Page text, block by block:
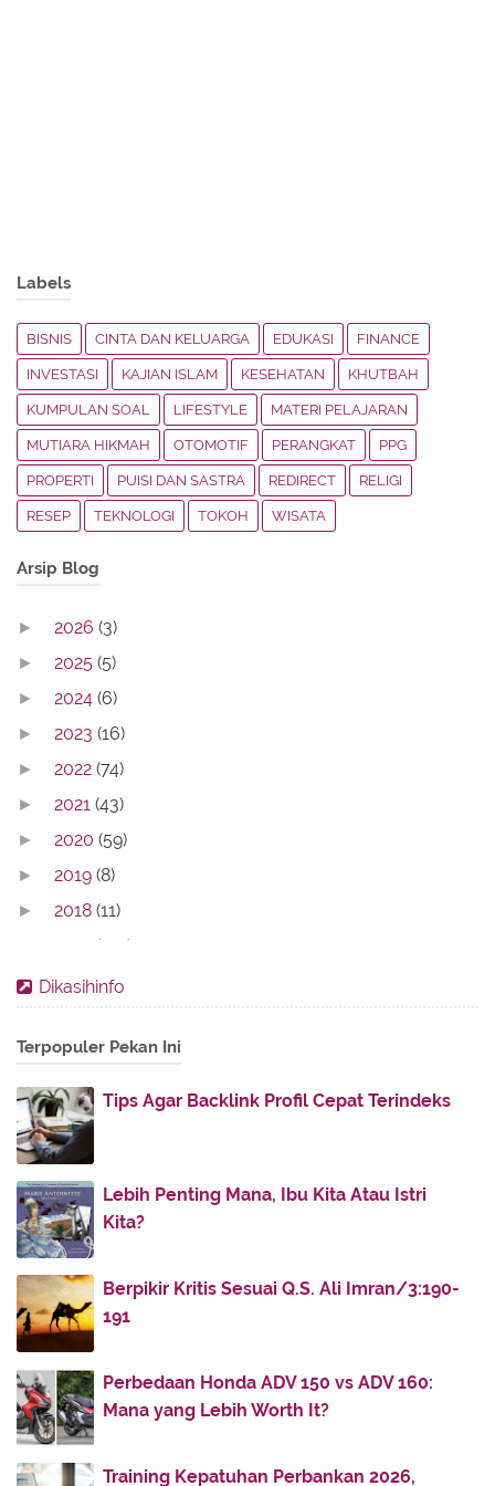
Labels
BISNIS CINTA DAN KELUARGA EDUKASI FINANCE
INVESTASI KAJIAN ISLAM KESEHATAN KHUTBAH
KUMPULAN SOAL LIFESTYLE MATERI PELAJARAN
MUTIARA HIKMAH OTOMOTIF PERANGKAT PPG
PROPERTI PUISI DAN SASTRA REDIRECT RELIGI
RESEP TEKNOLOGI TOKOH WISATA
Arsip Blog
► 2026 (3)
► 2025 (5)
► 2024 (6)
► 2023 (16)
► 2022 (74)
► 2021 (43)
► 2020 (59)
► 2019 (8)
► 2018 (11)
(142)
► 2016(11)
► 2012(86)
▼ 2011
► November
►
► July(51)
► June(38)
► May
► April(30)
► March
► February
▼ January(49)
Di Atas Sajadah Cinta
Syi'ir Tanpo Waton
Dikasihinfo
Terpopuler Pekan Ini
Tips Agar Backlink Profil Cepat Terindeks
Lebih Penting Mana, Ibu Kita Atau Istri
Kita?
Berpikir Kritis Sesuai Q.S. Ali Imran/3:190-
191
Perbedaan Honda ADV 150 vs ADV 160:
Mana yang Lebih Worth It?
Training Kepatuhan Perbankan 2026,